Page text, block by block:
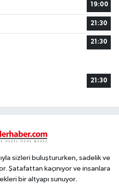
19:00
21:30
21:30
21:30
sizleri buluştururken, sadelik ve
Şatafattan kaçınıyor ve insanlara
bir altyapı sunuyor.